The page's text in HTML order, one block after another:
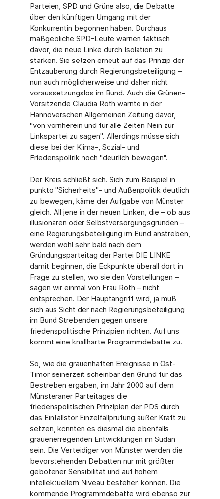
Parteien, SPD und Grüne also, die Debatte
über den künftigen Umgang mit der
Konkurrentin begonnen haben. Durchaus
maßgebliche SPD-Leute warnen faktisch
davor, die neue Linke durch Isolation zu
stärken. Sie setzen erneut auf das Prinzip der
Entzauberung durch Regierungsbeteiligung –
nun auch möglicherweise und daher nicht
voraussetzungslos im Bund. Auch die Grünen-
Vorsitzende Claudia Roth warnte in der
Hannoverschen Allgemeinen Zeitung davor,
"von vornherein und für alle Zeiten Nein zur
Linkspartei zu sagen". Allerdings müsse sich
diese bei der Klima-, Sozial- und
Friedenspolitik noch "deutlich bewegen".
Der Kreis schließt sich. Sich zum Beispiel in
punkto "Sicherheits"- und Außenpolitik deutlich
zu bewegen, käme der Aufgabe von Münster
gleich. All jene in der neuen Linken, die – ob aus
illusionären oder Selbstversorgungsgründen –
eine Regierungsbeteiligung im Bund anstreben,
werden wohl sehr bald nach dem
Gründungsparteitag der Partei DIE LINKE
damit beginnen, die Eckpunkte überall dort in
Frage zu stellen, wo sie den Vorstellungen –
sagen wir einmal von Frau Roth – nicht
entsprechen. Der Hauptangriff wird, ja muß
sich aus Sicht der nach Regierungsbeteiligung
im Bund Strebenden gegen unsere
friedenspolitische Prinzipien richten. Auf uns
kommt eine knallharte Programmdebatte zu.
So, wie die grauenhaften Ereignisse in Ost-
Timor seinerzeit scheinbar den Grund für das
Bestreben ergaben, im Jahr 2000 auf dem
Münsteraner Parteitages die
friedenspolitischen Prinzipien der PDS durch
das Einfallstor Einzelfallprüfung außer Kraft zu
setzen, könnten es diesmal die ebenfalls
grauenerregenden Entwicklungen im Sudan
sein. Die Verteidiger von Münster werden die
bevorstehenden Debatten nur mit größter
gebotener Sensibilität und auf hohem
intellektuellem Niveau bestehen können. Die
kommende Programmdebatte wird ebenso zur